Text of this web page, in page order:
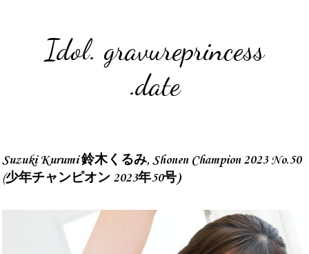
Idol. gravureprincess
.date
Suzuki Kurumi 鈴木くるみ, Shonen Champion 2023 No.50
(少年チャンピオン 2023年50号)